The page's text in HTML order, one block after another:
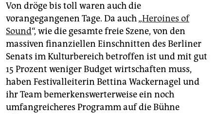
Von dröge bis toll waren auch die
vorangegangenen Tage. Da auch „Heroines of
Sound“, wie die gesamte freie Szene, von den
massiven finanziellen Einschnitten des Berliner
Senats im Kulturbereich betroffen ist und mit gut
15 Prozent weniger Budget wirtschaften muss,
haben Festivalleiterin Bettina Wackernagel und
ihr Team bemerkenswerterweise ein noch
umfangreicheres Programm auf die Bühne